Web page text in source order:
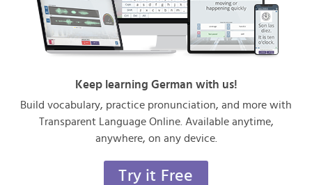
Keep learning German with us!
Build vocabulary, practice pronunciation, and more with
Transparent Language Online. Available anytime,
anywhere, on any device.
Try it Free